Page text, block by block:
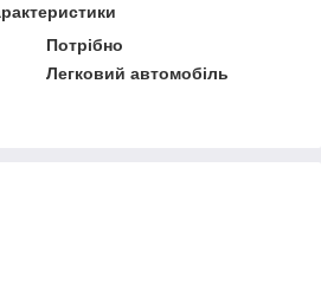
Потрібно
Легковий автомобіль